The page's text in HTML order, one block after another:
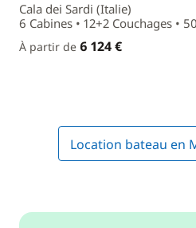
Cala dei Sardi (Italie)
6 Cabines • 12+2 Couchages •
À partir de 6 124 €
Location bateau en